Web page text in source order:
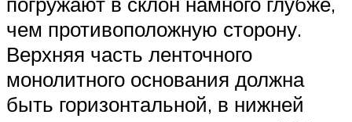
чем противоположную сторону.
Верхняя часть ленточного
монолитного основания должна
быть горизонтальной, в нижней